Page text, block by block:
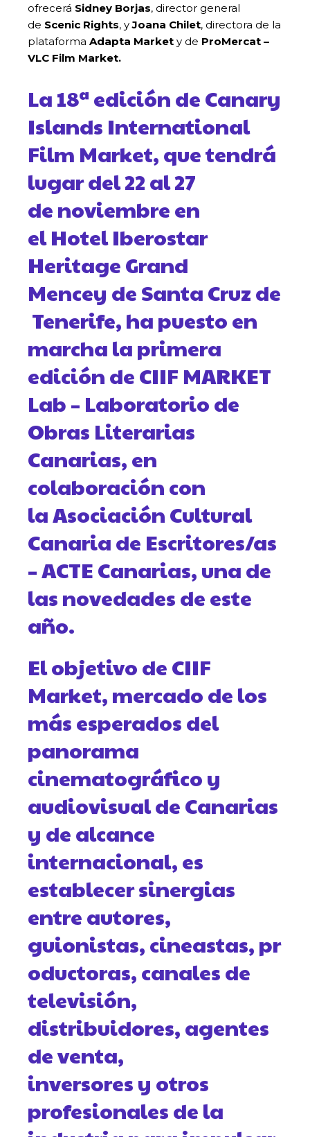
ofrecerá Sidney Borjas, director general
de Scenic Rights, yJoana Chilet, directora de la
plataforma Adapta Market y de ProMercat –
VLC Film Market.
La 18ª edición de Canary
Islands International
Film Market, que tendrá
lugar del 22 al 27
de noviembre en
el Hotel Iberostar
Heritage Grand
Mencey de Santa Cruz de
Tenerife, ha puesto en
marcha la primera
edición de CIIF MARKET
Lab – Laboratorio de
Obras Literarias
Canarias, en
colaboración con
la Asociación Cultural
Canaria de Escritores/as
– ACTE Canarias, una de
las novedades de este
año.
El objetivo de CIIF
Market, mercado de los
más esperados del
panorama
cinematográfico y
audiovisual de Canarias
y de alcance
internacional, es
establecer sinergias
entre autores,
guionistas, cineastas, pr
oductoras, canales de
televisión,
distribuidores, agentes
de venta,
inversores y otros
profesionales de la